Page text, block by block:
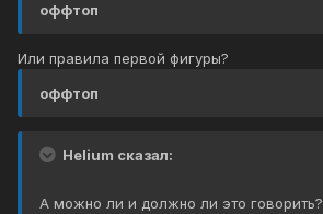
оффтоп
Или правила первой фигуры?
оффтоп
Helium сказал:
А можно ли и должно ли это говорить?